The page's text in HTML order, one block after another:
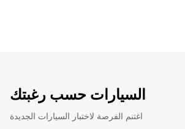
السيارات حسب رغبتك
اغتنم الفرصة لاختبار السيارات الجديدة